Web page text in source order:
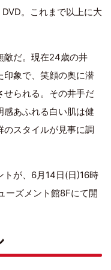
。これまで以上に大
敵だ。現在24歳の井
印象で、笑顔の奥に潜
せられる。その井手だ
感あふれる白い肌は健
スタイルが見事に調
トが、6月14日(日)16時
ーズメント館8Fにて開